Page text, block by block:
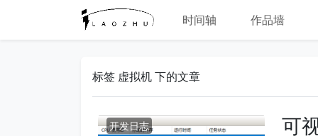
时间轴 作品墙
标签 虚拟机 下的文章
开发日志
可